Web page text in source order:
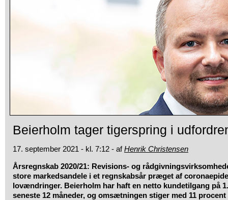
Beierholm tager tigerspring i
17. september 2021 - kl. 7:12 - afHenrik Christensen
Årsregnskab 2020/21: Revisions- og
store markedsandele i et regnskabsår præget af
lovændringer. Beierholm har haft en netto kundetilgang på
seneste 12 måneder, og omsætningen stiger med 11